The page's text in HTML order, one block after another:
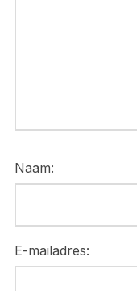
Naam:
E-mailadres: